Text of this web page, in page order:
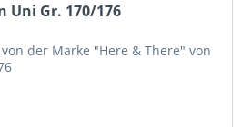
Uni Gr. 170/176
der Marke "Here & There" von